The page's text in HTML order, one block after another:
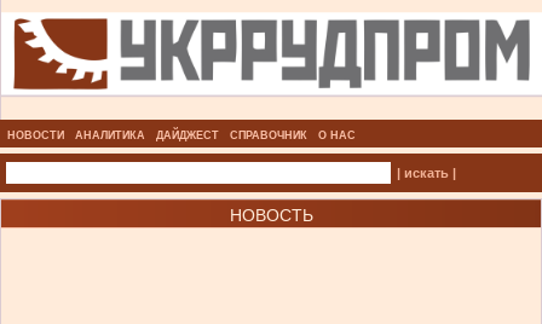
НОВОСТИ АНАЛИТИКА ДАЙДЖЕСТ СПРАВОЧНИК О НАС
| искать |
НОВОСТЬ